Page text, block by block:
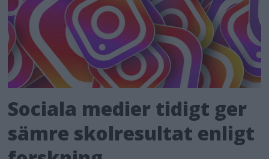
Sociala medier tidigt ger
sämre skolresultat enligt